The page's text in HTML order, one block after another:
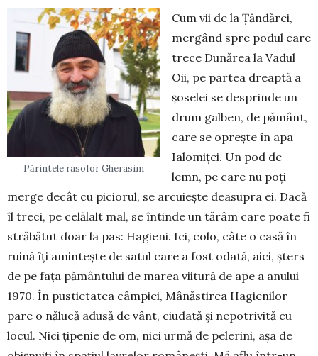
Părintele rasofor Gherasim
Cum vii de la Țăndărei,
mergând spre podul care
trece Dunărea la Vadul
Oii, pe partea dreaptă a
șose­lei se desprinde un
drum galben, de pământ,
care se oprește în apa
Ialomiței. Un pod de
lemn, pe care nu poți
merge decât cu piciorul, se arcuiește dea­supra ei. Dacă
îl treci, pe celă­lalt mal, se întinde un tărâm care poate fi
străbătut doar la pas: Hagieni. Ici, colo, câte o casă în
ruină îți amintește de satul care a fost odată, aici, șters
de pe fața pământului de marea viitură de ape a anului
1970. În pustietatea câmpiei, Mânăstirea Hagienilor
pare o nălucă adusă de vânt, ciudată și nepotrivită cu
locul. Nici țipenie de om, nici urmă de pelerini, așa de